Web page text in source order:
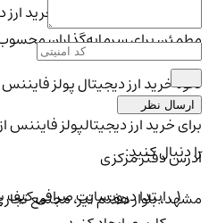
مطمئن برای سرمایه‌گذاران
نحوه خرید ارز دیجیتال پولز
برای خرید ارز دیجیتالپولز
را دنبال کنید:
ابتدا در وبسایت صرافی کیف
ارسال نظر
آدرس دفتر مرکزی
مشهد، بلوار هفتم تیر، مجتمع تجاری